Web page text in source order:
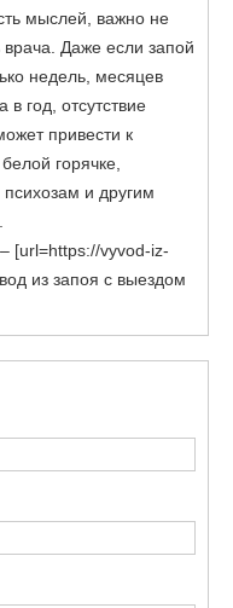
мыслей, важно не
врача. Даже если запой
недель, месяцев
в год, отсутствие
привести к
горячке,
и другим
[url=https://vyvod-iz-
из запоя с выездом